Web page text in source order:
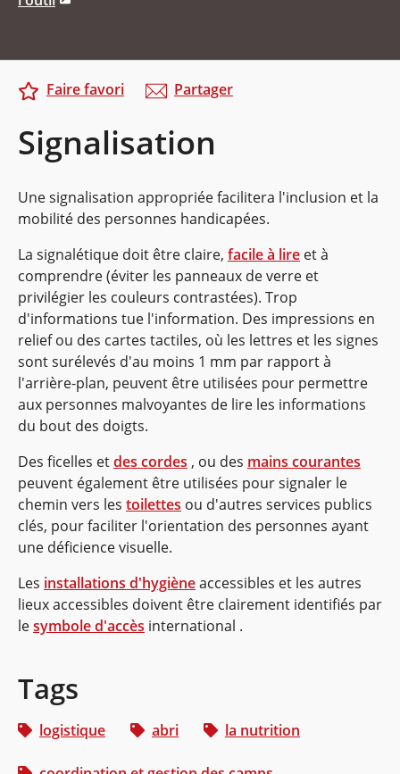
Signalisation
Faire favori Partager
Une signalisation appropriée facilitera l'inclusion et la
mobilité des personnes handicapées.
La signalétique doit être claire, facile à lire et à
comprendre (éviter les panneaux de verre et
privilégier les couleurs contrastées). Trop
d'informations tue l'information. Des impressions en
relief ou des cartes tactiles, où les lettres et les signes
sont surélevés d'au moins 1 mm par rapport à
l'arrière-plan, peuvent être utilisées pour permettre
aux personnes malvoyantes de lire les informations
du bout des doigts.
Des ficelles etdes cordes , ou des mains courantes
peuvent également être utilisées pour signaler le
chemin vers les toilettes ou d'autres services publics
clés, pour faciliter l'orientation des personnes ayant
une déficience visuelle.
Les installations d'hygièneaccessibles et les autres
lieux accessibles doivent être clairement identifiés par
lesymbole d'accès international .
Tags
logistique abri la nutrition